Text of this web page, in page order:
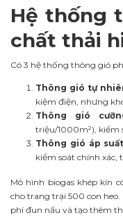
Hệ thống
chất thải
Có 3 hệ thống thông gió
Thông gió tự
kiệm điện, nhưng
Thông gió
triệu/1000m²), kiểm
Thông gió áp
kiểm soát chính xác,
Mô hình biogas khép kín
cho trang trại 500 con
phí đun nấu và tạo thêm